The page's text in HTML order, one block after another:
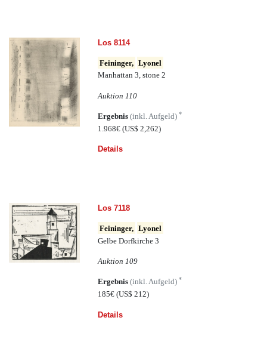
Los 8114
Feininger, Lyonel
Manhattan 3, stone 2
Auktion 110
Ergebnis(inkl. Aufgeld)*
1.968€(US$ 2,262)
Details
Los 7118
Feininger, Lyonel
Gelbe Dorfkirche 3
Auktion 109
Ergebnis(inkl. Aufgeld)*
185€(US$ 212)
Details